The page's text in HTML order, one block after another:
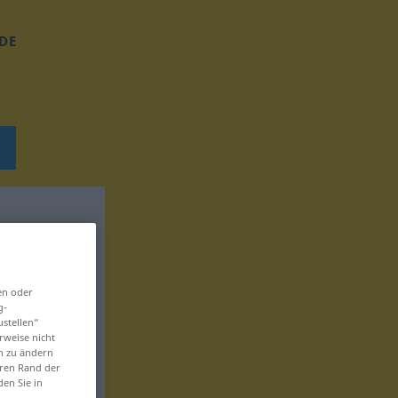
DE
oder
nicht
zu ändern
Rand der
Sie in